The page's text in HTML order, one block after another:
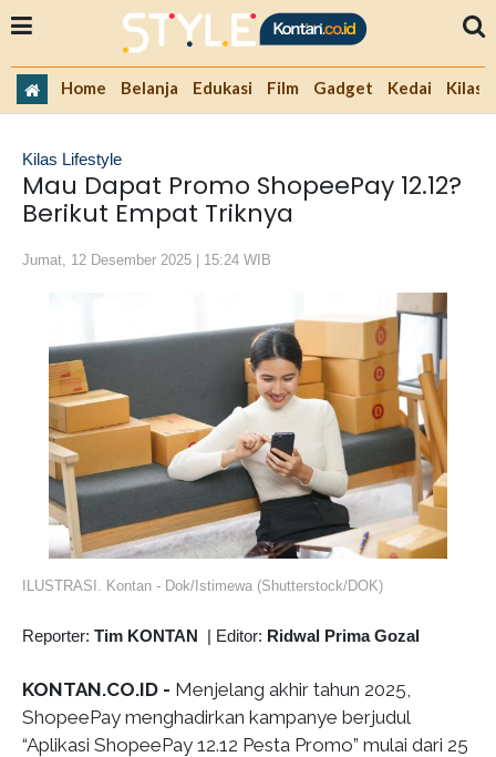
Home Belanja Edukasi Film Gadget Kedai Kilas
Kilas Lifestyle
Mau Dapat Promo ShopeePay 12.12?
Berikut Empat Triknya
Jumat, 12 Desember 2025 | 15:24 WIB
ILUSTRASI. Kontan - Dok/Istimewa (Shutterstock/DOK)
Reporter: Tim KONTAN | Editor: Ridwal Prima Gozal
KONTAN.CO.ID - Menjelang akhir tahun 2025,
ShopeePay menghadirkan kampanye berjudul
“Aplikasi ShopeePay 12.12 Pesta Promo” mulai dari 25